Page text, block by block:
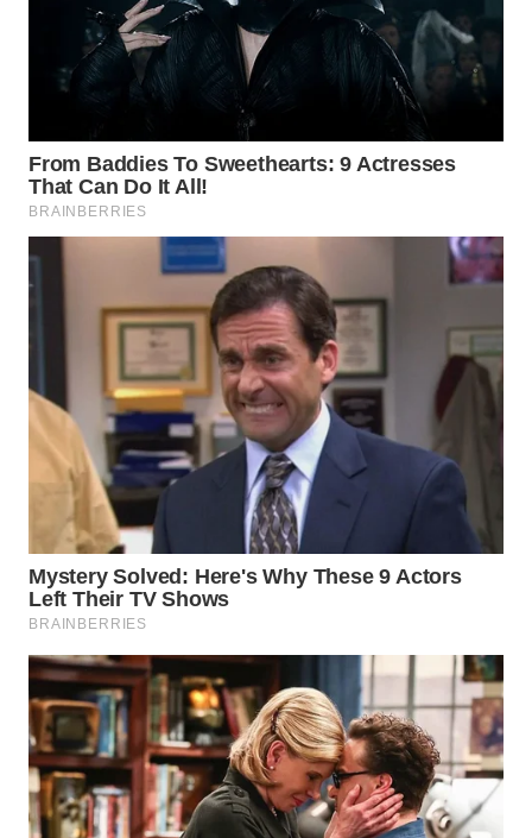
TOBA
WN
WN
LANGKAT
SELATAN
TANJUNG
LESUNG
WN
KARO
SIMALUNGUN
WN
LABUHANBATU
WN
TAPANULI
TENGAH